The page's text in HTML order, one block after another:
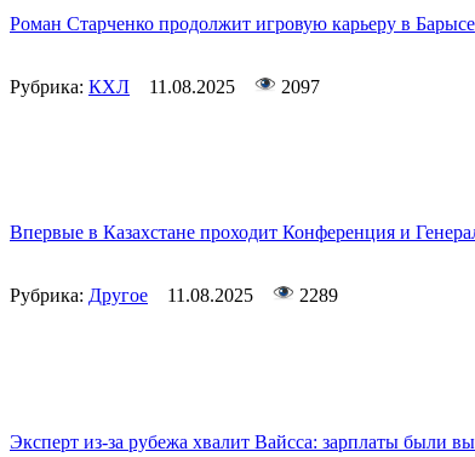
Роман Старченко продолжит игровую карьеру в Барысе
Рубрика: КХЛ 11.08.2025 2097
Впервые в Казахстане проходит Конференция и
Рубрика: Другое 11.08.2025 2289
Эксперт из-за рубежа хвалит Вайсса: зарплаты были